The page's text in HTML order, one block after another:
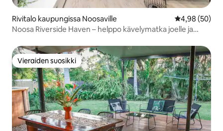
Rivitalo kaupungissa Noosaville
4,98 (50)
Noosa Riverside Haven – helppo kävelymatka joelle ja
Vieraiden suosikki
Vieraiden suosikki